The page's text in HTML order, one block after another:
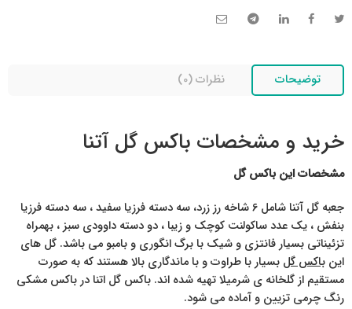
توضیحات نظرات (0)
خرید و مشخصات باکس گل آتنا
مشخصات این باکس گل
جعبه گل آتنا شامل 6 شاخه رز زرد، سه دسته فرزیا سفید ، سه دسته فرزیا
بنفش ، یک عدد ساکولنت کوچک و زیبا ، دو دسته داوودی سبز ، بهمراه
تزئیناتی بسیار فانتزی و شیک با برگ انگوری و بامبو می باشد. گل های
این باکس گل بسیار با طراوت و با ماندگاری بالا هستند که به صورت
مستقیم از گلخانه ی شرمیلا تهیه شده اند. باکس گل اتنا در باکس مشکی
رنگ چرمی تزیین و آماده می شود.